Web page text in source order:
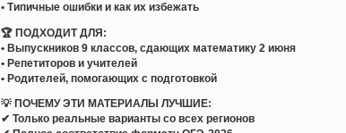
• Типичные ошибки и как их избежать
🏆 ПОДХОДИТ ДЛЯ:
• Выпускников 9 классов, сдающих математику 2 июня
• Репетиторов и учителей
• Родителей, помогающих с подготовкой
💡 ПОЧЕМУ ЭТИ МАТЕРИАЛЫ ЛУЧШИЕ:
✔ Только реальные варианты со всех регионов